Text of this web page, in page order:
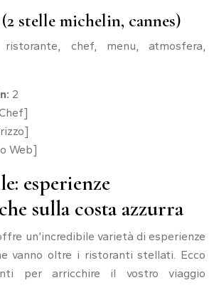
stelle michelin, cannes)
ristorante, chef, menu, atmosfera,
2
Web]
esperienze
sulla costa azzurra
un’incredibile varietà di esperienze
vanno oltre i ristoranti stellati. Ecco
per arricchire il vostro viaggio